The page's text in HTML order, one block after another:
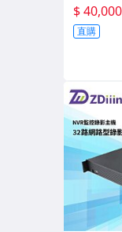
$ 40,000
直購